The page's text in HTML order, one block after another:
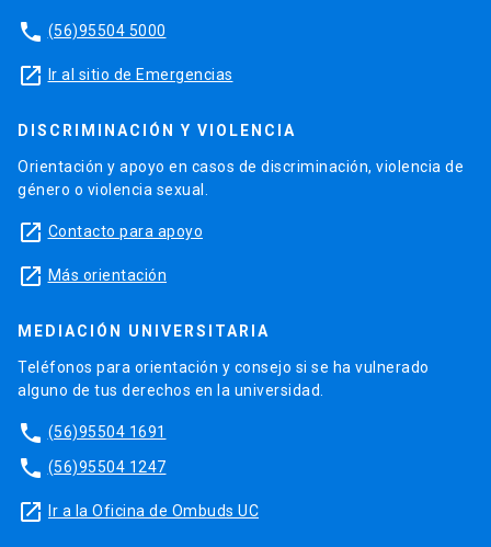
phone (56)95504 5000
launch Ir al sitio de Emergencias
DISCRIMINACIÓN Y VIOLENCIA
Orientación y apoyo en casos de discriminación, violencia de
género o violencia sexual.
launch Contacto para apoyo
launch Más orientación
MEDIACIÓN UNIVERSITARIA
Teléfonos para orientación y consejo si se ha vulnerado
alguno de tus derechos en la universidad.
phone (56)95504 1691
phone (56)95504 1247
launch Ir a la Oficina de Ombuds UC